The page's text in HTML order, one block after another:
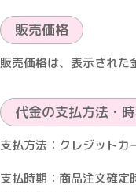
販売価格
販売価格は、表示された
代金の支払方法・
支払方法：クレジットカ
支払時期：商品注文確定